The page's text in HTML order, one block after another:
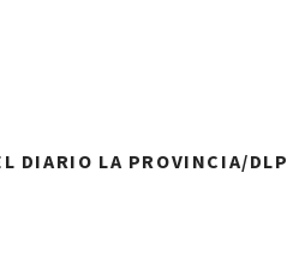
DIARIO LA PROVINCIA/DLP